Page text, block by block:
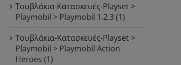
Τουβλάκια-Κατασκευές-Playset >
Playmobil > Playmobil 1.2.3 (1)
Τουβλάκια-Κατασκευές-Playset >
Playmobil > Playmobil Action
Heroes (1)